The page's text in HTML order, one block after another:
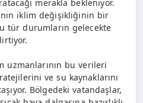
merakla bekleniyor.
iklim değişikliğinin bir
tür durumların gelecekte
uzmanlarının bu verileri
ve su kaynaklarını
Bölgedeki vatandaşlar,